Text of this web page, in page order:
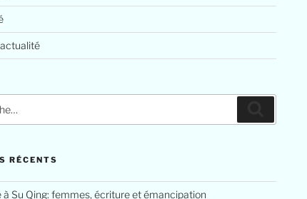
RÉCENTS
à Su Qing: femmes, écriture et émancipation